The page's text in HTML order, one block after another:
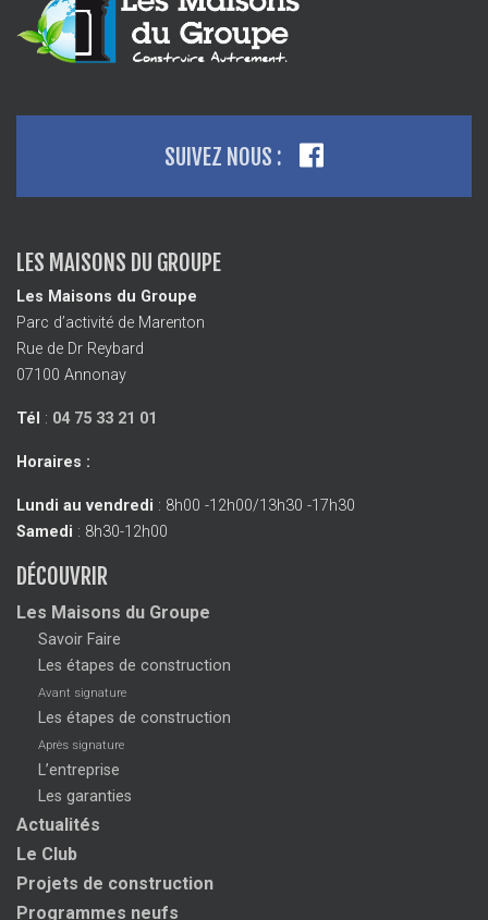
SUIVEZ NOUS :
LES MAISONS DU GROUPE
Les Maisons du Groupe
Parc d’activité de Marenton
Rue de Dr Reybard
07100 Annonay
Tél : 04 75 33 21 01
Horaires :
Lundi au vendredi : 8h00 -12h00/13h30 -17h30
Samedi : 8h30-12h00
DÉCOUVRIR
Les Maisons du Groupe
Savoir Faire
Les étapes de construction
Avant signature
Les étapes de construction
Après signature
L’entreprise
Les garanties
Actualités
Le Club
Projets de construction
Programmes neufs